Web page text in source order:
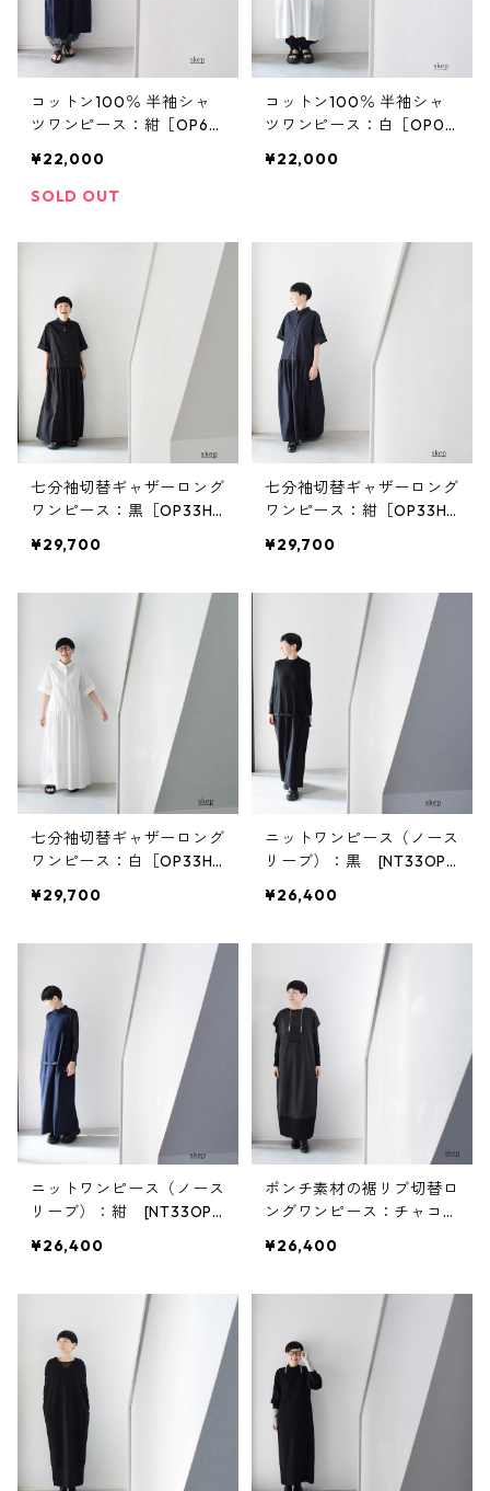
コットン100％ 半袖シャ
ツワンピース：紺［OP63
¥22,000
SOLD OUT
コットン100％ 半袖シャ
ツワンピース：白［OP03
¥22,000
七分袖切替ギャザーロング
ワンピース：黒［OP33HS
¥29,700
七分袖切替ギャザーロング
ワンピース：紺［OP33HS
¥29,700
七分袖切替ギャザーロング
ワンピース：白［OP33HS
¥29,700
ニットワンピース（ノース
リーブ）：黒 [NT33OPB
¥26,400
ニットワンピース（ノース
リーブ）：紺 [NT33OPN
¥26,400
ポンチ素材の裾リブ切替ロ
ングワンピース：チャコー
ンチスリーブ）［OP63HS
¥26,400